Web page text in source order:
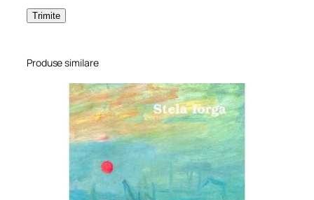
Produse similare